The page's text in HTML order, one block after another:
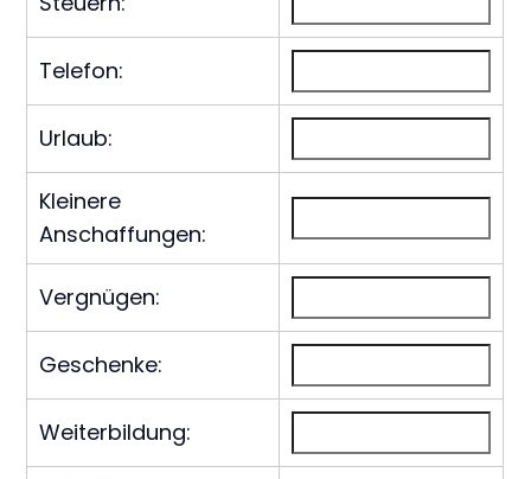
Telefon:
Urlaub:
Kleinere
Anschaffungen:
Vergnügen:
Geschenke:
Weiterbildung: